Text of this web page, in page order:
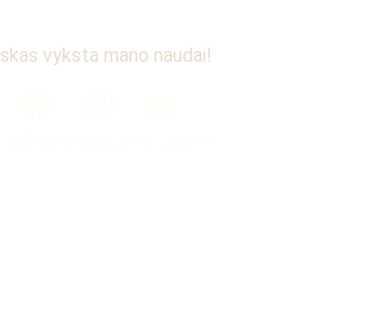
vyksta mano naudai!